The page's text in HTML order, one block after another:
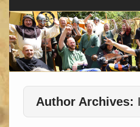
Author Archives: